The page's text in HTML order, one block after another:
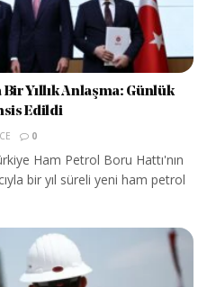
Yıllık Anlaşma: Günlük
Edildi
0
Ham Petrol Boru Hattı'nın
bir yıl süreli yeni ham petrol